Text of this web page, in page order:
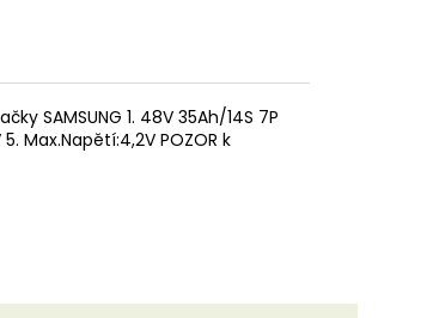
SAMSUNG 1. 48V 35Ah/14S 7P
Max.Napětí:4,2V POZOR k